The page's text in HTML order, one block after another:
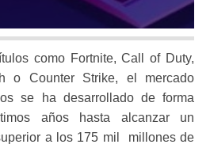
como Fortnite, Call of Duty,
o Counter Strike, el mercado
se ha desarrollado de forma
años hasta alcanzar un
a los 175 mil millones de